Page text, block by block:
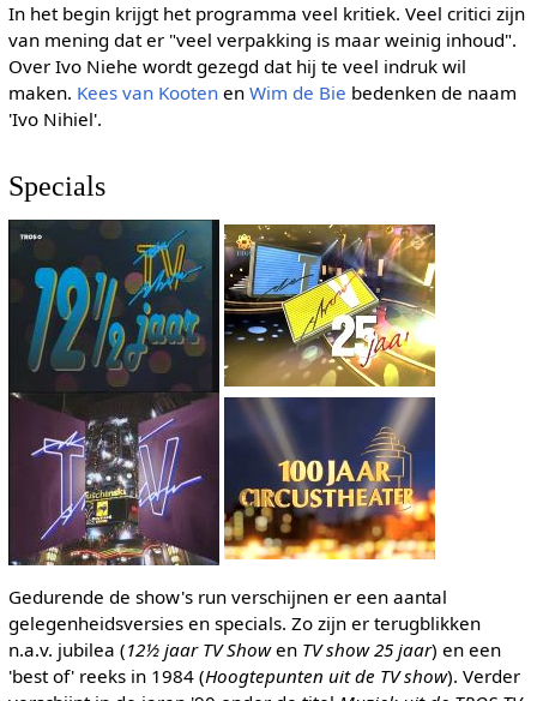
In het begin krijgt het programma veel kritiek. Veel critici zijn
van mening dat er "veel verpakking is maar weinig inhoud".
Over Ivo Niehe wordt gezegd dat hij te veel indruk wil
maken. Kees van Kootenen Wim de Bie bedenken de naam
'Ivo Nihiel'.
Specials
Gedurende de show's run verschijnen er een aantal
gelegenheidsversies en specials. Zo zijn er terugblikken
n.a.v. jubilea (12½ jaar TV Showen TV show 25 jaar) en een
'best of' reeks in 1984 (Hoogtepunten uit de TV show). Verder